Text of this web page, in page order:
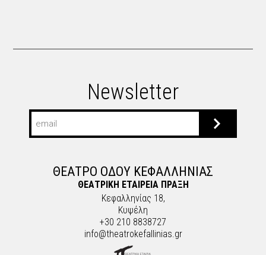
Newsletter
ΘΕΑΤΡΟ ΟΔΟΥ ΚΕΦΑΛΛΗΝΙΑΣ
ΘΕΑΤΡΙΚΗ ΕΤΑΙΡΕΙΑ ΠΡΑΞΗ
Κεφαλληνίας 18,
Κυψέλη
+30 210 8838727
info@theatrokefallinias.gr